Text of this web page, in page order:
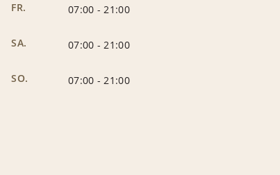
FR. 07:00 -21:00
SA. 07:00 -21:00
SO. 07:00 -21:00